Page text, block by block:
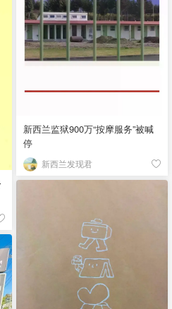
新西兰监狱900万“按摩服务”被喊
停
新西兰发现君